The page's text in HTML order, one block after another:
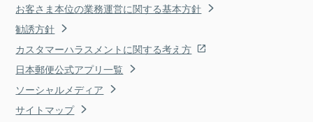
お客さま本位の業務運営に関する基本方針
勧誘方針
カスタマーハラスメントに関する考え方
日本郵便公式アプリ一覧
ソーシャルメディア
サイトマップ